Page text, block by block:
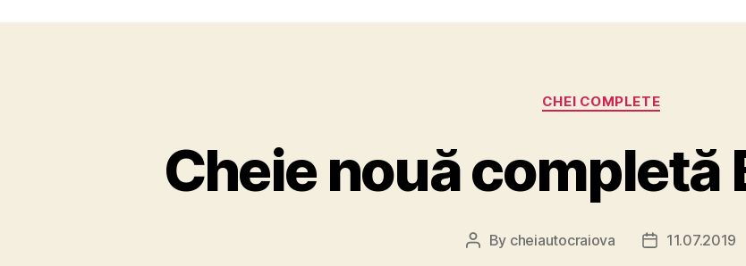
Categories
CHEI COMPLETE
Cheie nouă completă
Post
By cheiautocraiova
Post11.07.2019